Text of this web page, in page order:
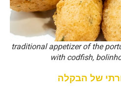
traditional appetizer of the
with codfish,
של הבקלה